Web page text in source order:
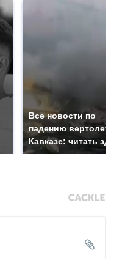
Все новости по
падению вертолета на
Кавказе: читать здесь